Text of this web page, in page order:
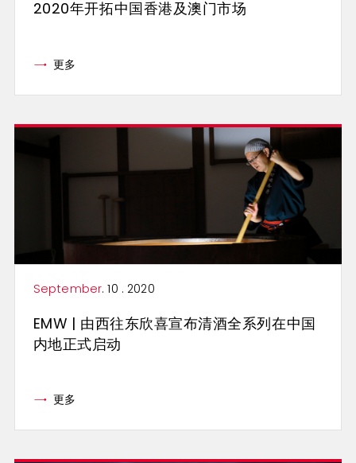
2020年开拓中国香港及澳门市场
更多
September. 10 . 2020
EMW | 由西往东欣喜宣布清酒全系列在中国
内地正式启动
更多